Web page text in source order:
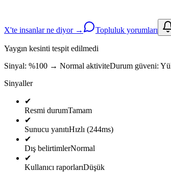
X'te insanlar ne diyor → Topluluk yorumları
Yaygın kesinti tespit edilmedi
Sinyal: %100 → Normal aktiviteDurum güveni:
Sinyaller
✔
Resmi durumTamam
✔
Sunucu yanıtıHızlı (244ms)
✔
Dış belirtimlerNormal
✔
Kullanıcı raporlarıDüşük